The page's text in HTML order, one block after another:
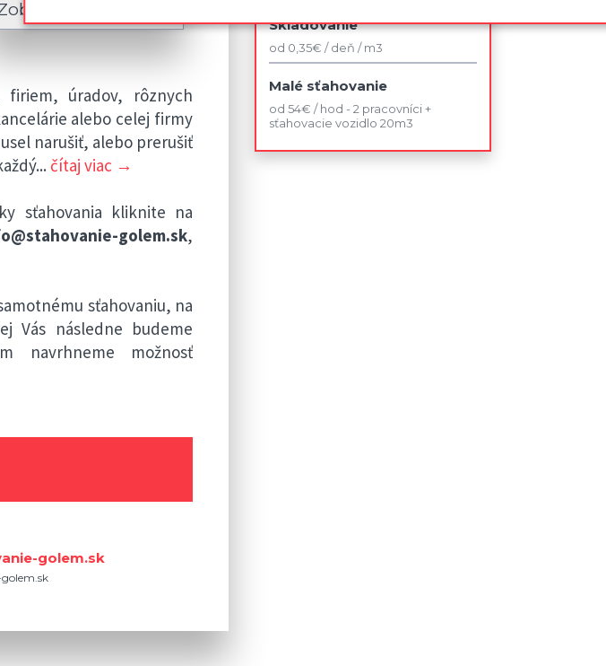
viac, cenník
firiem, úradov, rôznych
alebo celej firmy
narušiť, alebo prerušiť
... čítaj viac →
sťahovania kliknite na
golem.sk,
sťahovaniu, na
Vás následne budeme
navrhneme možnosť
golem.sk
Skladovanie
od 0,35€ / deň / m3
Malé sťahovanie
od 54€ / hod - 2 pracovníci +
sťahovacie vozidlo 20m3